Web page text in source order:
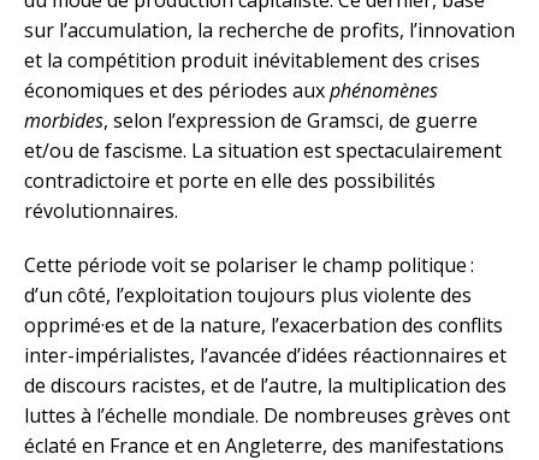
sur l’accumulation, la recherche de profits, l’innovation
et la compétition produit inévitablement des crises
économiques et des périodes auxphénomènes
morbides, selon l’expression de Gramsci, de guerre
et/ou de fascisme. La situation est spectaculairement
contradictoire et porte en elle des possibilités
révolutionnaires.
Cette période voit se polariser le champ politique :
d’un côté, l’exploitation toujours plus violente des
opprimé·es et de la nature, l’exacerbation des conflits
inter-impérialistes, l’avancée d’idées réactionnaires et
de discours racistes, et de l’autre, la multiplication des
luttes à l’échelle mondiale. De nombreuses grèves ont
éclaté en France et en Angleterre, des manifestations